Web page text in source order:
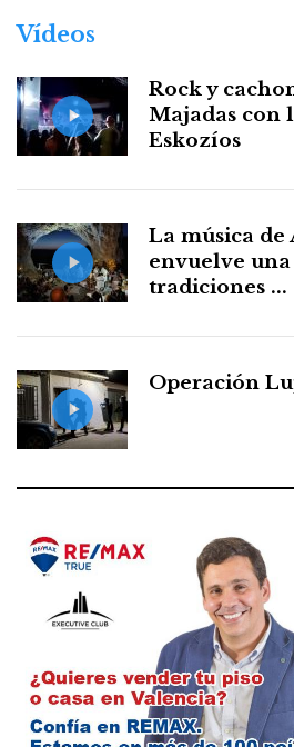
Vídeos
Rock y
Majadas con
Eskozíos
La música de
envuelve
tradiciones ...
Operación